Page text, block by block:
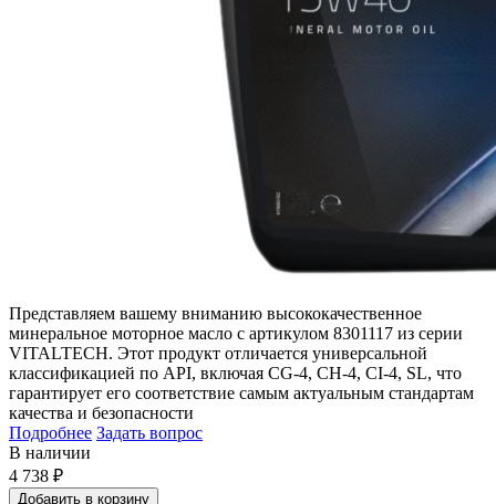
Представляем вашему вниманию высококачественное
минеральное моторное масло с артикулом 8301117 из серии
VITALTECH. Этот продукт отличается универсальной
классификацией по API, включая CG-4, CH-4, CI-4, SL, что
гарантирует его соответствие самым актуальным стандартам
качества и безопасности
Подробнее Задать вопрос
В наличии
4 738 ₽
Добавить в корзину